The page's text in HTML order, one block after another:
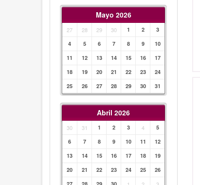
Mayo 2026
27 28 29 30 1 2
3
4
5 6 7 8 9
10
11
12 13 14 15 16
17
18
19 20 21 22 23
24
25
26 27 28 29 30 31
Abril 2026
30 31 1 2 3 4
5
6
7 8 9 10 11
12
13
14 15 16 17 18
19
20
21 22 23 24 25
26